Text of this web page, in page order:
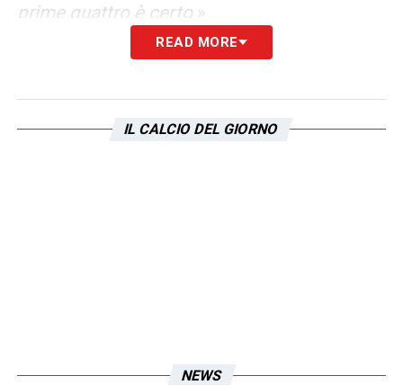
prime quattro è certo»
READ MORE
IL CALCIO DEL GIORNO
NEWS